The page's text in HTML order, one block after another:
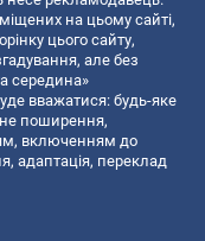
на цьому сайті,
цього сайту,
але без
середина»
вважатися: будь-яке
поширення,
включенням до
адаптація, переклад